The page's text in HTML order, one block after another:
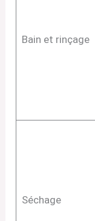
Bain et rinçage
Séchage